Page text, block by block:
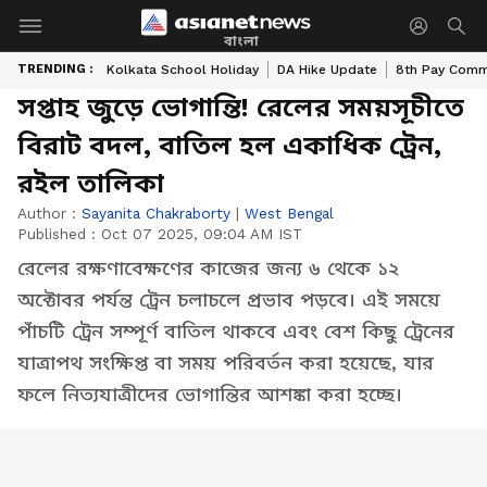
বাংলা
TRENDING : Kolkata School Holiday DA Hike Update 8th Pay
সপ্তাহ জুড়ে ভোগান্তি! রেলের সময়সূচীতে
বিরাট বদল, বাতিল হল একাধিক ট্রেন,
রইল তালিকা
Author : Sayanita Chakraborty | West Bengal
Published : Oct 07 2025, 09:04 AM IST
রেলের রক্ষণাবেক্ষণের কাজের জন্য ৬ থেকে ১২
অক্টোবর পর্যন্ত ট্রেন চলাচলে প্রভাব পড়বে। এই সময়ে
পাঁচটি ট্রেন সম্পূর্ণ বাতিল থাকবে এবং বেশ কিছু ট্রেনের
যাত্রাপথ সংক্ষিপ্ত বা সময় পরিবর্তন করা হয়েছে, যার
ফলে নিত্যযাত্রীদের ভোগান্তির আশঙ্কা করা হচ্ছে।